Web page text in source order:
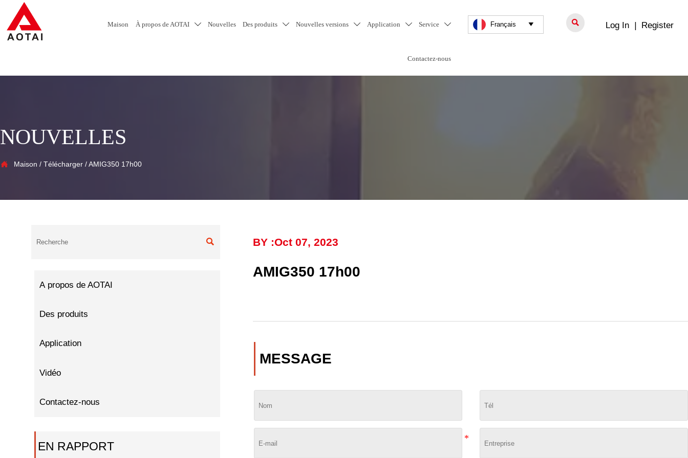
Maison À propos de AOTAI  Nouvelles Des produits  Nouvelles versions  Application  Service 
Contactez-nous
Français   Log In | Register
NOUVELLES
 Maison / Télécharger/AMIG350 17h00

À propos de AOTAI
Des produits
Application
Vidéo
Contactez-nous
EN RAPPORT
BY :Oct 07, 2023
AMIG350 17h00
MESSAGE